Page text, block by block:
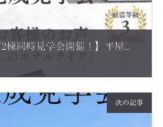
次の記事